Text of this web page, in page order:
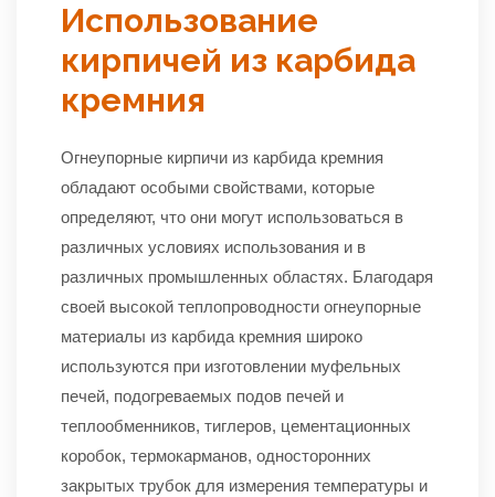
Использование
кирпичей из карбида
кремния
Огнеупорные кирпичи из карбида кремния
обладают особыми свойствами, которые
определяют, что они могут использоваться в
различных условиях использования и в
различных промышленных областях. Благодаря
своей высокой теплопроводности огнеупорные
материалы из карбида кремния широко
используются при изготовлении муфельных
печей, подогреваемых подов печей и
теплообменников, тиглеров, цементационных
коробок, термокарманов, односторонних
закрытых трубок для измерения температуры и